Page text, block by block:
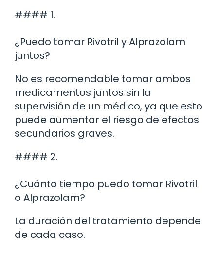
#### 1.
¿Puedo tomar Rivotril y Alprazolam
juntos?
No es recomendable tomar ambos
medicamentos juntos sin la
supervisión de un médico, ya que esto
puede aumentar el riesgo de efectos
secundarios graves.
#### 2.
¿Cuánto tiempo puedo tomar Rivotril
o Alprazolam?
La duración del tratamiento depende
de cada caso.